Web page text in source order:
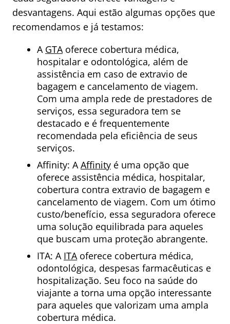
desvantagens. Aqui estão algumas opções que
recomendamos e já testamos:
A GTA oferece cobertura médica,
hospitalar e odontológica, além de
assistência em caso de extravio de
bagagem e cancelamento de viagem.
Com uma ampla rede de prestadores de
serviços, essa seguradora tem se
destacado e é frequentemente
recomendada pela eficiência de seus
serviços.
Affinity: A Affinity é uma opção que
oferece assistência médica, hospitalar,
cobertura contra extravio de bagagem e
cancelamento de viagem. Com um ótimo
custo/benefício, essa seguradora oferece
uma solução equilibrada para aqueles
que buscam uma proteção abrangente.
ITA: A ITA oferece cobertura médica,
odontológica, despesas farmacêuticas e
hospitalização. Seu foco na saúde do
viajante a torna uma opção interessante
para aqueles que valorizam uma ampla
cobertura médica.